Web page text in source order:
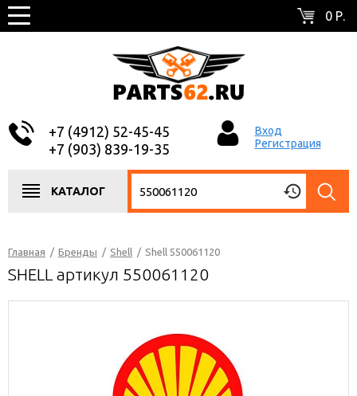
0 Р.
+7 (4912) 52-45-45
+7 (903) 839-19-35
Вход
Регистрация
КАТАЛОГ
Главная / Бренды / Shell / Shell 550061120
SHELL артикул 550061120